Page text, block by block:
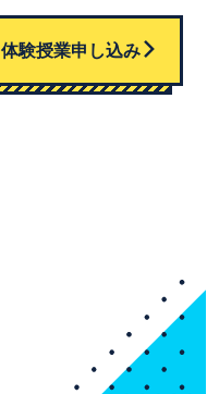
体験授業申し込み